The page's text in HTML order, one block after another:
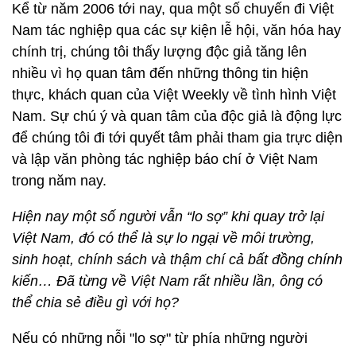
Kể từ năm 2006 tới nay, qua một số chuyến đi Việt
Nam tác nghiệp qua các sự kiện lễ hội, văn hóa hay
chính trị, chúng tôi thấy lượng độc giả tăng lên
nhiều vì họ quan tâm đến những thông tin hiện
thực, khách quan của Việt Weekly về tình hình Việt
Nam. Sự chú ý và quan tâm của độc giả là động lực
để chúng tôi đi tới quyết tâm phải tham gia trực diện
và lập văn phòng tác nghiệp báo chí ở Việt Nam
trong năm nay.
Hiện nay một số người vẫn “lo sợ” khi quay trở lại
Việt Nam, đó có thể là sự lo ngại về môi trường,
sinh hoạt, chính sách và thậm chí cả bất đồng chính
kiến… Đã từng về Việt Nam rất nhiều lần, ông có
thể chia sẻ điều gì với họ?
Nếu có những nỗi "lo sợ" từ phía những người